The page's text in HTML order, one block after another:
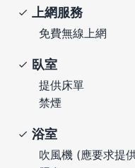
上網服務
免費無線上網
臥室
提供床單
禁煙
浴室
吹風機 (應要求提